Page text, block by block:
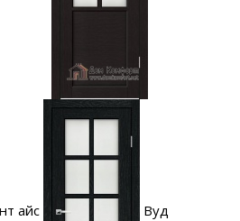
айс Вуд